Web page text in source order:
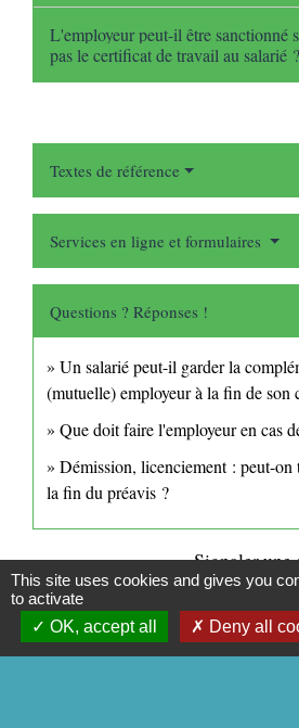
L'employeur peut-il être sanctionné
pas le certificat de travail au salarié ?
Textes de référence
Services en ligne et formulaires
Questions ? Réponses !
Un salarié peut-il garder la
(mutuelle) employeur à la fin de son
Que doit faire l'employeur en cas
Démission, licenciement : peut-
la fin du préavis ?
Signaler une
This site uses cookies and gives you
to activate
OK, accept all
Deny all